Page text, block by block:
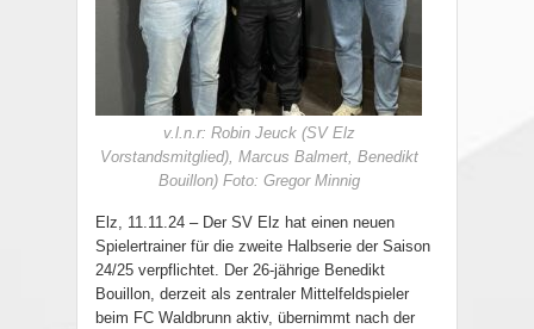
v.l.n.r: Robin Jeuck (SV Elz
Vorstandsmitglied), Marcus Balmert, Benedikt
Bouillon) Foto: Gregor Minnig
Elz, 11.11.24 – Der SV Elz hat einen neuen
Spielertrainer für die zweite Halbserie der Saison
24/25 verpflichtet. Der 26-jährige Benedikt
Bouillon, derzeit als zentraler Mittelfeldspieler
beim FC Waldbrunn aktiv, übernimmt nach der